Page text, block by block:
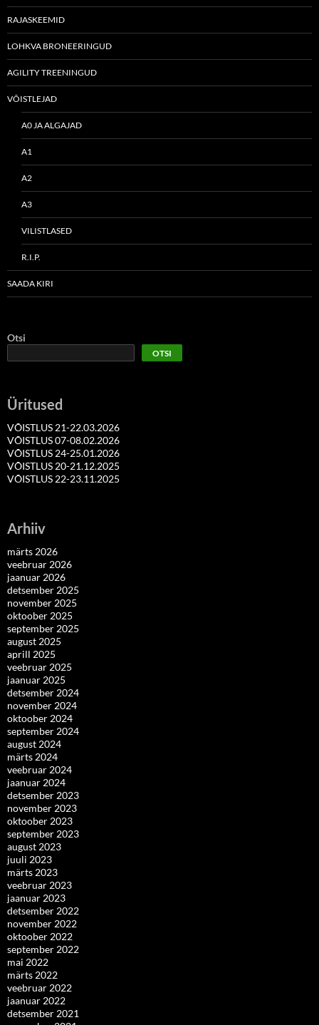
RAJASKEEMID
LOHKVA BRONEERINGUD
AGILITY TREENINGUD
VÕISTLEJAD
A0 JA ALGAJAD
A1
A2
A3
VILISTLASED
R.I.P.
SAADA KIRI
Otsi
OTSI
Üritused
VÕISTLUS 21-22.03.2026
VÕISTLUS 07-08.02.2026
VÕISTLUS 24-25.01.2026
VÕISTLUS 20-21.12.2025
VÕISTLUS 22-23.11.2025
Arhiiv
märts 2026
veebruar 2026
jaanuar 2026
detsember 2025
november 2025
oktoober 2025
september 2025
august 2025
aprill 2025
veebruar 2025
jaanuar 2025
detsember 2024
november 2024
oktoober 2024
september 2024
august 2024
märts 2024
veebruar 2024
jaanuar 2024
detsember 2023
november 2023
oktoober 2023
september 2023
august 2023
juuli 2023
märts 2023
veebruar 2023
jaanuar 2023
detsember 2022
november 2022
oktoober 2022
september 2022
mai 2022
märts 2022
veebruar 2022
jaanuar 2022
detsember 2021